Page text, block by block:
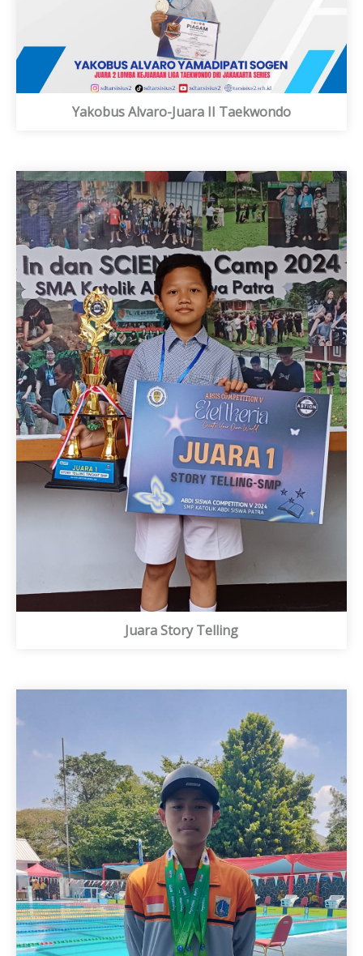
Yakobus Alvaro-Juara II Taekwondo
Juara Story Telling